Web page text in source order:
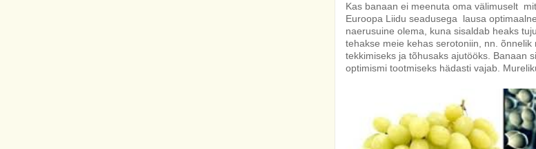
Kas banaan ei meenuta oma välimuselt
Euroopa Liidu seadusega lausa
naerusuine olema, kuna sisaldab heaks
tehakse meie kehas serotoniin, nn.
tekkimiseks ja tõhusaks ajutööks. Banaan
optimismi tootmiseks hädasti vajab.